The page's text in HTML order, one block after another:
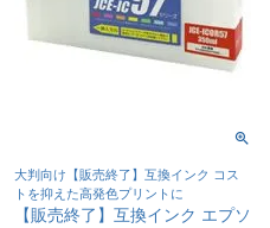
大判向け【販売終了】互換インク コス
トを抑えた高発色プリントに
【販売終了】互換インク エプソ